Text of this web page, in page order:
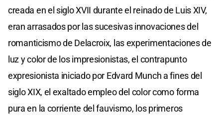
creada en el siglo XVII durante el reinado de Luis XIV,
eran arrasados por las sucesivas innovaciones del
romanticismo de Delacroix, las experimentaciones de
luz y color de los impresionistas, el contrapunto
expresionista iniciado por Edvard Munch a fines del
siglo XIX, el exaltado empleo del color como forma
pura en la corriente del fauvismo, los primeros